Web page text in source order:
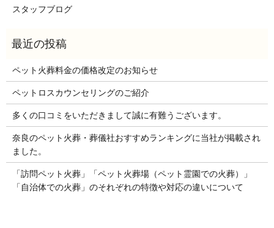
スタッフブログ
ペット火葬料金の価格改定のお知らせ
ペットロスカウンセリングのご紹介
多くの口コミをいただきまして誠に有難うございます。
奈良のペット火葬・葬儀社おすすめランキングに当社が掲載され
ました。
「訪問ペット火葬」「ペット火葬場（ペット霊園での火葬）」
「自治体での火葬」のそれぞれの特徴や対応の違いについて